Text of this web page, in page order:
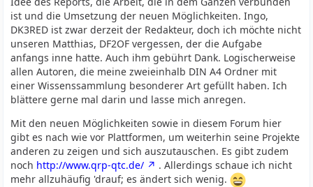
ist und die Umsetzung der neuen Möglichkeiten. Ingo,
DK3RED ist zwar derzeit der Redakteur, doch ich möchte nicht
unseren Matthias, DF2OF vergessen, der die Aufgabe
anfangs inne hatte. Auch ihm gebührt Dank. Logischerweise
allen Autoren, die meine zweieinhalb DIN A4 Ordner mit
einer Wissenssammlung besonderer Art gefüllt haben. Ich
blättere gerne mal darin und lasse mich anregen.
Mit den neuen Möglichkeiten sowie in diesem Forum hier
gibt es nach wie vor Plattformen, um weiterhin seine Projekte
anderen zu zeigen und sich auszutauschen. Es gibt zudem
noch http://www.qrp-qtc.de/
. Allerdings schaue ich nicht
mehr allzuhäufig 'drauf; es ändert sich wenig.